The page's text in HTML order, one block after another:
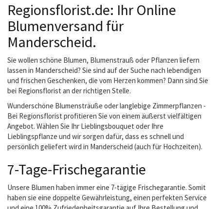
Regionsflorist.de: Ihr Online
Blumenversand für
Manderscheid.
Sie wollen schöne Blumen, Blumenstrauß oder Pflanzen liefern
lassen in Manderscheid? Sie sind auf der Suche nach lebendigen
und frischen Geschenken, die vom Herzen kommen? Dann sind Sie
bei Regionsflorist an der richtigen Stelle.
Wunderschöne Blumensträuße oder langlebige Zimmerpflanzen -
Bei Regionsflorist profitieren Sie von einem äußerst vielfältigen
Angebot. Wählen Sie Ihr Lieblingsbouquet oder Ihre
Lieblingspflanze und wir sorgen dafür, dass es schnell und
persönlich geliefert wird in Manderscheid (auch für Hochzeiten).
7-Tage-Frischegarantie
Unsere Blumen haben immer eine 7-tägige Frischegarantie. Somit
haben sie eine doppelte Gewährleistung, einen perfekten Service